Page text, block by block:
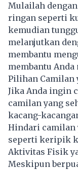
Mulailah
ringan seperti
kemudian
melanjutkan
membantu
membantu
Pilihan Camilan
Jika Anda ingin
camilan yang
kacang-
Hindari camilan
seperti keripik
Aktivitas Fisik
Meskipun